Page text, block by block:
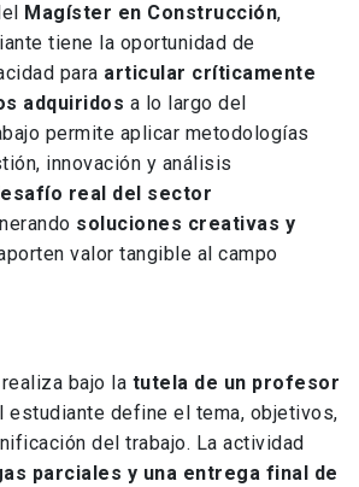
Magíster en Construcción,
tiene la oportunidad de
para articular críticamente
adquiridos a lo largo del
permite aplicar metodologías
innovación y análisis
real del sector
soluciones creativas y
valor tangible al campo
bajo la tutela de un profesor
estudiante define el tema, objetivos,
del trabajo. La actividad
parciales y una entrega final de